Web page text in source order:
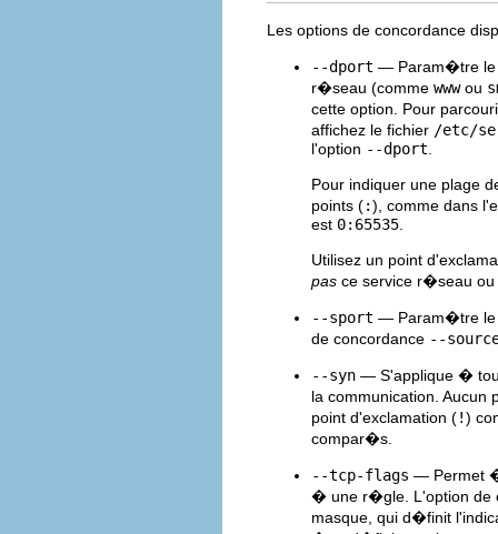
Les options de concordance
--dport — Param�tre le
r�seau (comme wwwou
cette option. Pour
affichez le fichier /etc/
l'option --dport
Pour indiquer une plage
points (:), comme dans
est 0:65535
Utilisez un point
pas ce service r�seau ou
--sport — Param�tre le
de concordance --
--syn — S'applique �
la communication.
point d'exclamation (!)
compar�s.
--tcp-flags — Permet
� une r�gle. L'option de
masque, qui d�finit